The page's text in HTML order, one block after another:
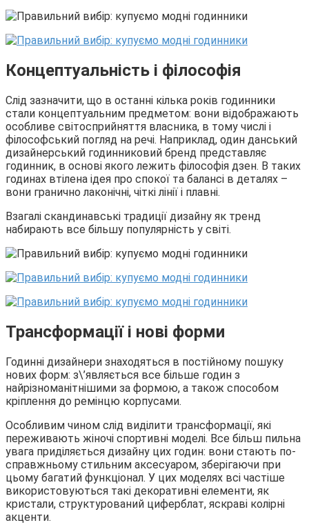
Концептуальність і філософія
Слід зазначити, що в останні кілька років годинники
стали концептуальним предметом: вони відображають
особливе світосприйняття власника, в тому числі і
філософський погляд на речі. Наприклад, один данський
дизайнерський годинниковий бренд представляє
годинник, в основі якого лежить філософія дзен. В таких
годинах втілена ідея про спокої та балансі в деталях –
вони гранично лаконічні, чіткі лінії і плавні.
Взагалі скандинавські традиції дизайну як тренд
набирають все більшу популярність у світі.
Трансформації і нові форми
Годинні дизайнери знаходяться в постійному пошуку
нових форм: з\’являється все більше годин з
найрізноманітнішими за формою, а також способом
кріплення до ремінцю корпусами.
Особливим чином слід виділити трансформації, які
переживають жіночі спортивні моделі. Все більш пильна
увага приділяється дизайну цих годин: вони стають по-
справжньому стильним аксесуаром, зберігаючи при
цьому багатий функціонал. У цих моделях всі частіше
використовуються такі декоративні елементи, як
кристали, структурований циферблат, яскраві колірні
акценти.